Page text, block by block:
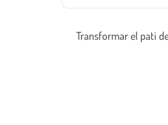
Transformar el pati